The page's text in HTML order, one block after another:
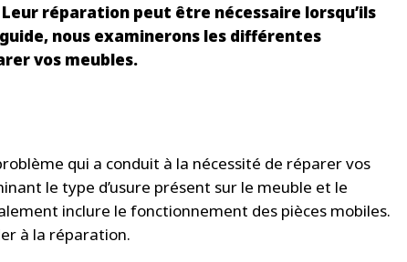
réparation peut être nécessaire lorsqu’ils
nous examinerons les différentes
vos meubles.
qui a conduit à la nécessité de réparer vos
le type d’usure présent sur le meuble et le
inclure le fonctionnement des pièces mobiles.
à la réparation.